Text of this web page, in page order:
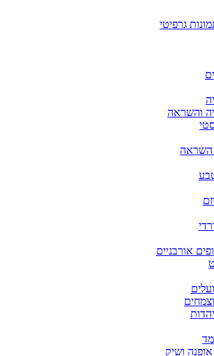
גרפיטי
והשראה
השראה
אורבניים
ושיק